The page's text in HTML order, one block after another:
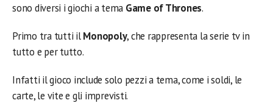
sono diversi i giochi a tema Game of Thrones.
Primo tra tutti ilMonopoly, che rappresenta la serie tv in
tutto e per tutto.
Infatti il gioco include solo pezzi a tema, come i soldi, le
carte, le vite e gli imprevisti.